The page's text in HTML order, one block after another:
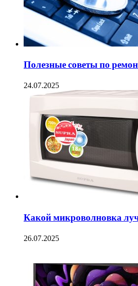
Полезные советы по
24.07.2025
Какой микроволновка
26.07.2025